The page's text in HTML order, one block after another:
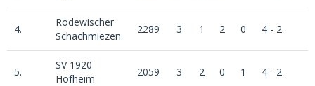
4.
Rodewischer
Schachmiezen
2289 3 1 2 0 4 - 2
5.
SV 1920
Hofheim
2059 3 2 0 1 4 - 2